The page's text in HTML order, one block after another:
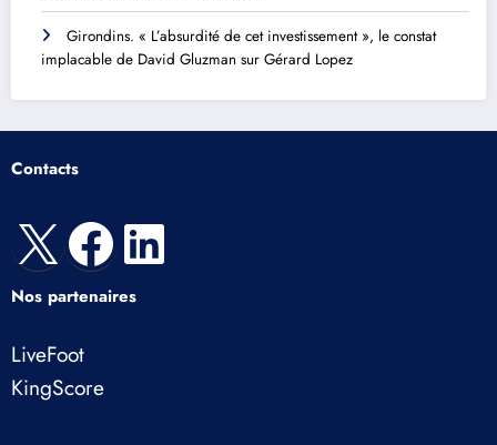
Girondins. « L’absurdité de cet investissement », le constat
implacable de David Gluzman sur Gérard Lopez
Contacts
X Facebook
LinkedIn
Nos partenaires
LiveFoot
KingScore